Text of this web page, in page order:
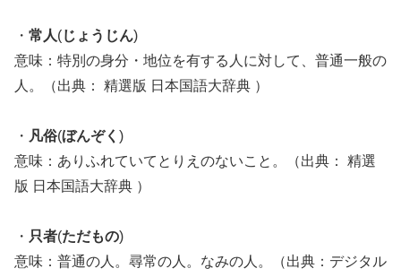
・ 常人(じょうじん)
意味：特別の身分・地位を有する人に対して、普通一般の
人。（出典： 精選版 日本国語大辞典 ）
・ 凡俗(ぼんぞく )
意味：ありふれていてとりえのないこと。（出典： 精選
版 日本国語大辞典 ）
・ 只者(ただもの)
意味：普通の人。尋常の人。なみの人。（出典：デジタル